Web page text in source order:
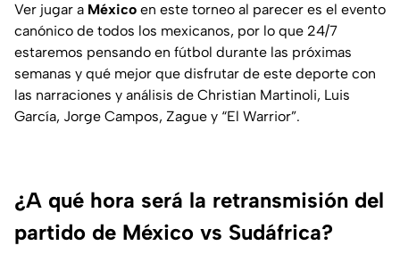
Ver jugar a México en este torneo al parecer es el evento
canónico de todos los mexicanos, por lo que 24/7
estaremos pensando en fútbol durante las próximas
semanas y qué mejor que disfrutar de este deporte con
las narraciones y análisis de Christian Martinoli, Luis
García, Jorge Campos, Zague y “El Warrior”.
¿A qué hora será la retransmisión del
partido de México vs Sudáfrica?